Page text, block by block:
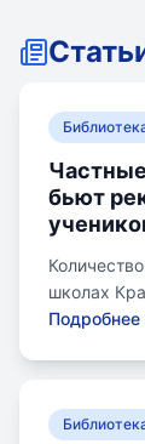
бьют
школах
выросло на
детей.
Подробнее